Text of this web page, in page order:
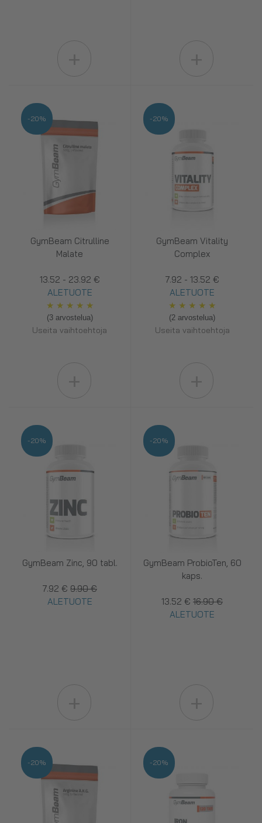
GymBeam Citrulline
Malate
13.52 - 23.92 €
ALETUOTE
★ ★ ★ ★ ★
(3 arvostelua)
Useita vaihtoehtoja
-20%
GymBeam Vitality
Complex
7.92 - 13.52 €
ALETUOTE
★ ★ ★ ★ ★
(2 arvostelua)
Useita vaihtoehtoja
-20%
GymBeam Zinc, 90 tabl.
7.92 € 9.90 €
ALETUOTE
-20%
GymBeam ProbioTen, 60
kaps.
13.52 € 16.90 €
ALETUOTE
-20%
-20% -20%